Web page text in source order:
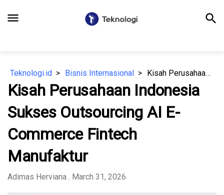
menu search
Teknologi.id Bisnis Internasional Kisah Perusahaan Indonesia Sukses Outsourcing AI E-Commerce Fintech Manufaktur
Kisah Perusahaan Indonesia
Sukses Outsourcing AI E-
Commerce Fintech
Manufaktur
⁠Adimas Herviana . March 31, 2026